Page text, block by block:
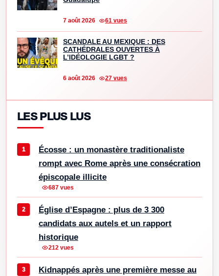
7 août 2026 61 vues
SCANDALE AU MEXIQUE : DES
CATHÉDRALES OUVERTES À
L’IDÉOLOGIE LGBT ?
6 août 2026 27 vues
LES PLUS LUS
Écosse : un monastère traditionaliste
rompt avec Rome après une consécration
épiscopale illicite
687 vues
Église d’Espagne : plus de 3 300
candidats aux autels et un rapport
historique
212 vues
Kidnappés après une première messe au